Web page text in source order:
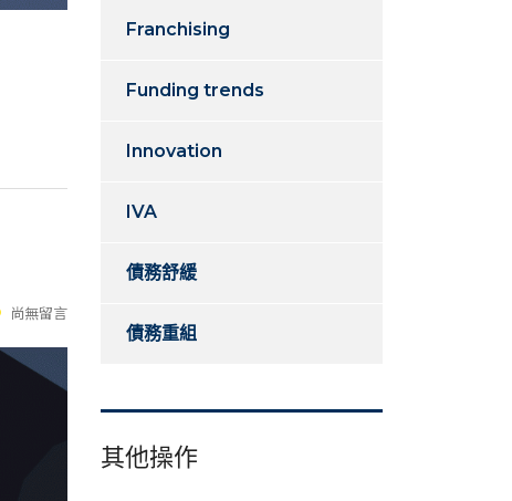
尚無留言
Franchising
Funding trends
Innovation
IVA
債務舒緩
債務重組
其他操作